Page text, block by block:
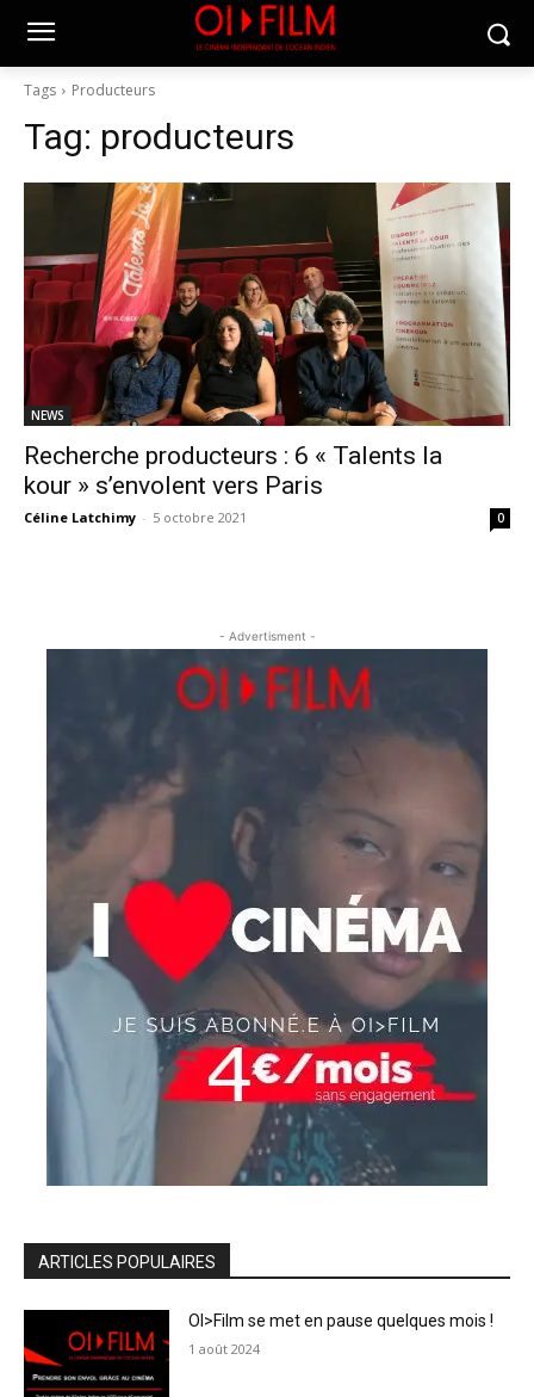
Tags Producteurs
Tag: producteurs
NEWS
Recherche producteurs : 6 « Talents la
kour » s’envolent vers Paris
Céline Latchimy - 5 octobre 2021 0
- Advertisment -
ARTICLES POPULAIRES
OI>Film se met en pause quelques mois !
1 août 2024